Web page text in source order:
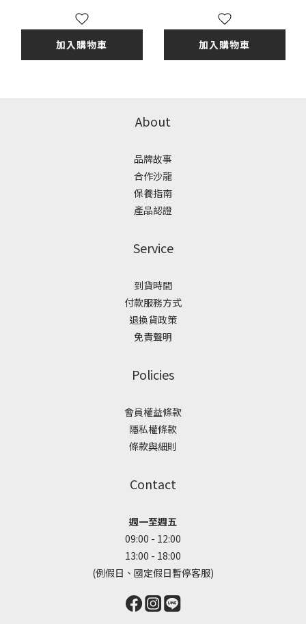
加入購物車 加入購物車
About
品牌故事
合作沙龍
保養指南
產品認證
Service
到貨時間
付款服務方式
退換貨政策
免責聲明
Policies
會員權益條款
隱私權條款
條款與細則
Contact
週一至週五
09:00 - 12:00
13:00 - 18:00
(例假日、國定假日暫停客服)